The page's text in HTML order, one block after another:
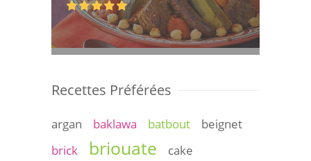
Recettes Préférées
argan baklawa batbout
beignet
brick
briouate
cake